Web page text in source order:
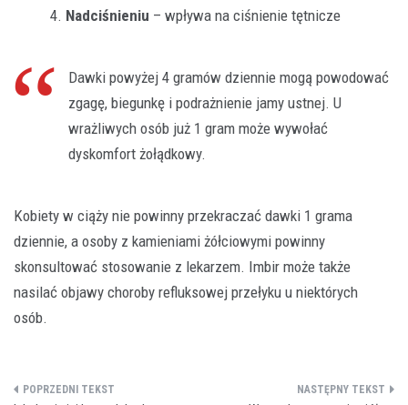
Nadciśnieniu – wpływa na ciśnienie tętnicze
Dawki powyżej 4 gramów dziennie mogą powodować
zgagę, biegunkę i podrażnienie jamy ustnej. U
wrażliwych osób już 1 gram może wywołać
dyskomfort żołądkowy.
Kobiety w ciąży nie powinny przekraczać dawki 1 grama
dziennie, a osoby z kamieniami żółciowymi powinny
skonsultować stosowanie z lekarzem. Imbir może także
nasilać objawy choroby refluksowej przełyku u niektórych
osób.
Nawigacja